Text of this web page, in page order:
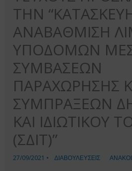
ΤΗΝ
ΑΝΑΒΑΘΜΙΣΗ
ΥΠΟΔΟΜΩΝ
ΣΥΜΒΑΣΕΩΝ
ΠΑΡΑΧΩΡΗΣΗΣ
ΣΥΜΠΡΑΞΕΩΝ
ΚΑΙ ΙΔΙΩΤΙΚΟΥ
(ΣΔΙΤ)”
27/09/2021 • ΔΙΑΒΟΥΛΕΥΣΕΙΣ